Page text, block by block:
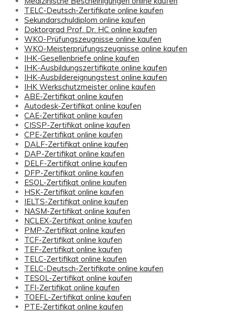
TELC-Deutsch-Zertifikate online kaufen
Sekundarschuldiplom online kaufen
Doktorgrad Prof. Dr. HC online kaufen
WKO-Prüfungszeugnisse online kaufen
WKO-Meisterprüfungszeugnisse online kaufen
IHK-Gesellenbriefe online kaufen
IHK-Ausbildungszertifikate online kaufen
IHK-Ausbildereignungstest online kaufen
IHK Werkschutzmeister online kaufen
ABE-Zertifikat online kaufen
Autodesk-Zertifikat online kaufen
CAE-Zertifikat online kaufen
CISSP-Zertifikat online kaufen
CPE-Zertifikat online kaufen
DALF-Zertifikat online kaufen
DAP-Zertifikat online kaufen
DELF-Zertifikat online kaufen
DFP-Zertifikat online kaufen
ESOL-Zertifikat online kaufen
HSK-Zertifikat online kaufen
IELTS-Zertifikat online kaufen
NASM-Zertifikat online kaufen
NCLEX-Zertifikat online kaufen
PMP-Zertifikat online kaufen
TCF-Zertifikat online kaufen
TEF-Zertifikat online kaufen
TELC-Zertifikat online kaufen
TELC-Deutsch-Zertifikate online kaufen
TESOL-Zertifikat online kaufen
TFI-Zertifikat online kaufen
TOEFL-Zertifikat online kaufen
PTE-Zertifikat online kaufen